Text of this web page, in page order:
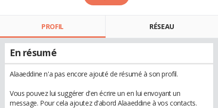
PROFIL RÉSEAU
En résumé
Alaaeddine n'a pas encore ajouté de résumé à son profil.
Vous pouvez lui suggérer d'en écrire un en lui envoyant un
message. Pour cela ajoutez d'abord Alaaeddine à vos contacts.